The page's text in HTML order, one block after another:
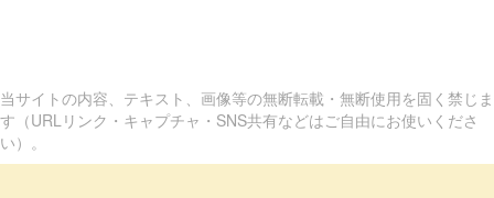
当サイトの内容、テキスト、画像等の無断転載・無断使用を固く禁じま
す（URLリンク・キャプチャ・SNS共有などはご自由にお使いくださ
い）。